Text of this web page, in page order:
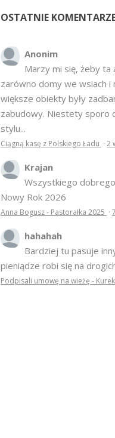
OSTATNIE
Anonim
Marzy mi się, żeby ta
zarówno domy we wsiach i
większe obiekty były
zabudowy. Niestety sporo
stylu...
Ciągną kasę z Polskiego Ładu · 2
Krajan
Wszystkiego
Nowy Rok 2026
Anna Bogusz - Pastorałka 2025 ·
hahahah
Bardziej tu pasuje
pieniądze robi się na
Podpisali umowę na wieżę -